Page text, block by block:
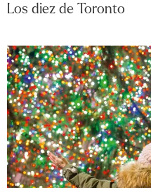
Los diez de Toronto